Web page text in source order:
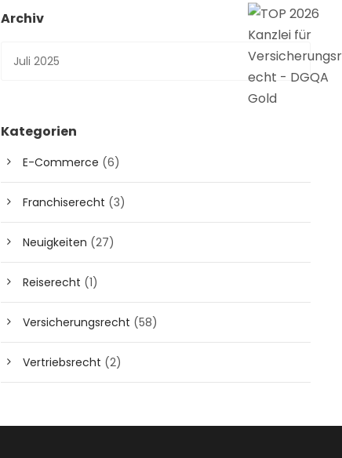
Archiv
Kategorien
E-Commerce (6)
Franchiserecht (3)
Neuigkeiten (27)
Reiserecht (1)
Versicherungsrecht (58)
Vertriebsrecht (2)